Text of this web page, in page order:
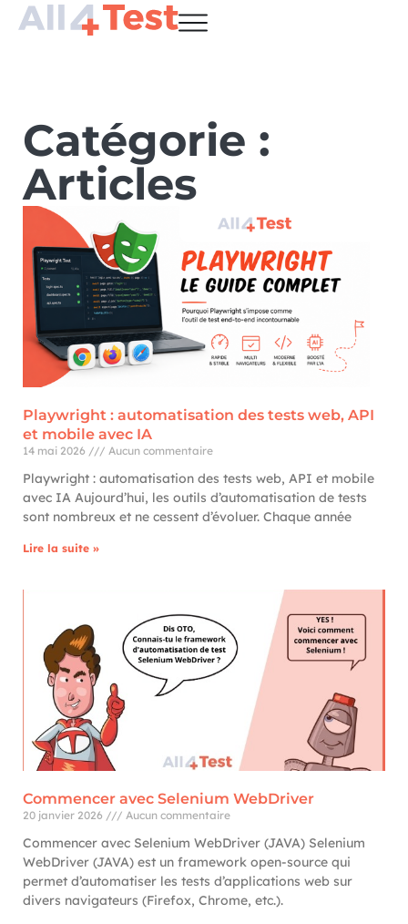
Catégorie :
Articles
Playwright : automatisation des tests web, API
et mobile avec IA
14 mai 2026 Aucun commentaire
Playwright : automatisation des tests web, API et mobile
avec IA Aujourd’hui, les outils d’automatisation de tests
sont nombreux et ne cessent d’évoluer. Chaque année
Lire la suite »
Commencer avec Selenium WebDriver
20 janvier 2026 Aucun commentaire
Commencer avec Selenium WebDriver (JAVA) Selenium
WebDriver (JAVA) est un framework open-source qui
permet d’automatiser les tests d’applications web sur
divers navigateurs (Firefox, Chrome, etc.).